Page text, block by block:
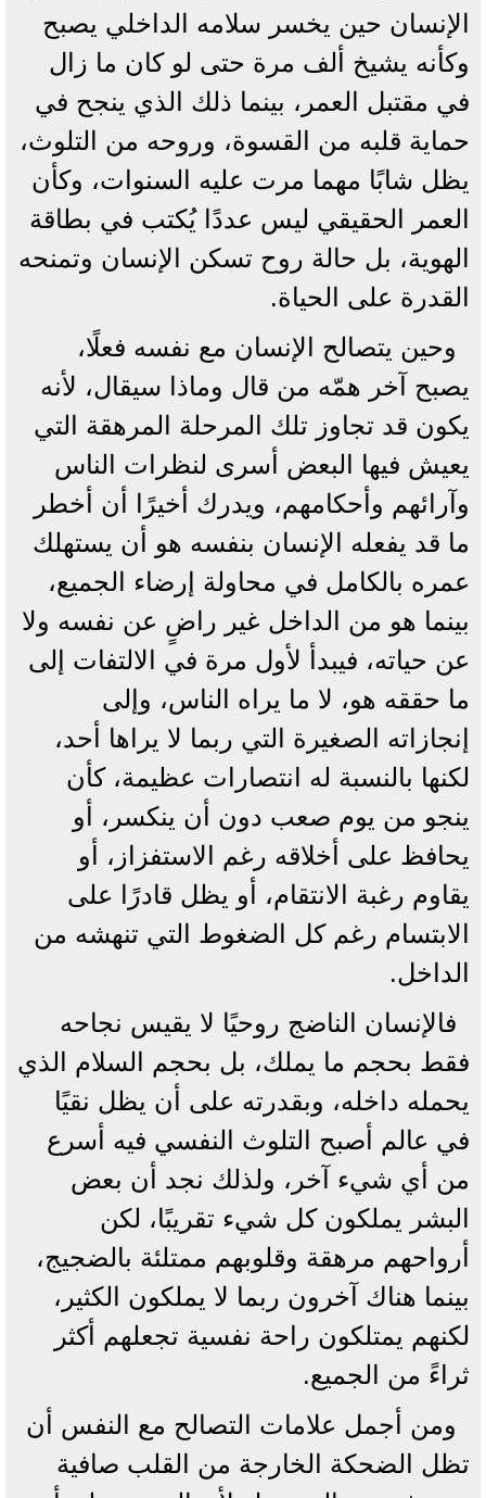
الإنسان حين يخسر سلامه الداخلي يصبح
وكأنه يشيخ ألف مرة حتى لو كان ما زال
في مقتبل العمر، بينما ذلك الذي ينجح في
حماية قلبه من القسوة، وروحه من التلوث،
يظل شابًا مهما مرت عليه السنوات، وكأن
العمر الحقيقي ليس عددًا يُكتب في بطاقة
الهوية، بل حالة روح تسكن الإنسان وتمنحه
القدرة على الحياة.
وحين يتصالح الإنسان مع نفسه فعلًا،
يصبح آخر همّه من قال وماذا سيقال، لأنه
يكون قد تجاوز تلك المرحلة المرهقة التي
يعيش فيها البعض أسرى لنظرات الناس
وآرائهم وأحكامهم، ويدرك أخيرًا أن أخطر
ما قد يفعله الإنسان بنفسه هو أن يستهلك
عمره بالكامل في محاولة إرضاء الجميع،
بينما هو من الداخل غير راضٍ عن نفسه ولا
عن حياته، فيبدأ لأول مرة في الالتفات إلى
ما حققه هو، لا ما يراه الناس، وإلى
إنجازاته الصغيرة التي ربما لا يراها أحد،
لكنها بالنسبة له انتصارات عظيمة، كأن
ينجو من يوم صعب دون أن ينكسر، أو
يحافظ على أخلاقه رغم الاستفزاز، أو
يقاوم رغبة الانتقام، أو يظل قادرًا على
الابتسام رغم كل الضغوط التي تنهشه من
الداخل.
فالإنسان الناضج روحيًا لا يقيس نجاحه
فقط بحجم ما يملك، بل بحجم السلام الذي
يحمله داخله، وبقدرته على أن يظل نقيًا
في عالم أصبح التلوث النفسي فيه أسرع
من أي شيء آخر، ولذلك نجد أن بعض
البشر يملكون كل شيء تقريبًا، لكن
أرواحهم مرهقة وقلوبهم ممتلئة بالضجيج،
بينما هناك آخرون ربما لا يملكون الكثير،
لكنهم يمتلكون راحة نفسية تجعلهم أكثر
ثراءً من الجميع.
ومن أجمل علامات التصالح مع النفس أن
تظل الضحكة الخارجة من القلب صافية